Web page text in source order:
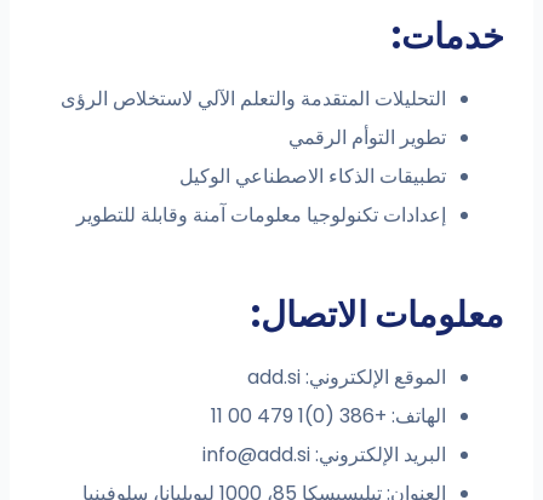
التحليلات المتقدمة والتعلم الآلي لاستخلاص الرؤى
تطوير التوأم الرقمي
تطبيقات الذكاء الاصطناعي الوكيل
إعدادات تكنولوجيا معلومات آمنة وقابلة للتطوير
الاتصال:
الموقع الإلكتروني: add.si
الهاتف: +386 (0)1 479 00 11
البريد الإلكتروني:info@add.si
العنوان: تبليسيسكا 85، 1000 ليوبليانا، سلوفينيا